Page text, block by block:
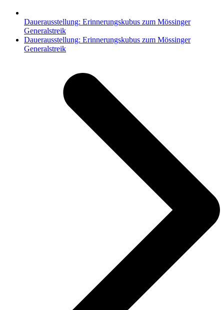
Dauerausstellung: Erinnerungskubus zum Mössinger
Generalstreik
Nächster
Beitrag:
Dauerausstellung: Erinnerungskubus zum Mössinger
Generalstreik